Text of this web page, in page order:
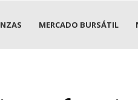
MERCADO BURSÁTIL